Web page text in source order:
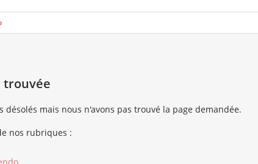
trouvée
désolés mais nous n'avons pas trouvé la page demandée.
nos rubriques :